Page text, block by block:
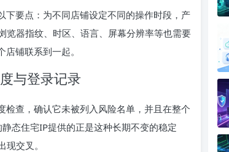
要点：为不同店铺设定不同的操作时段，产
览器指纹、时区、语言、屏幕分辨率等也需要
铺联系到一起。
与登录记录
查，确认它未被列入风险名单，并且在整个
态住宅IP提供的正是这种长期不变的稳定
交叉。